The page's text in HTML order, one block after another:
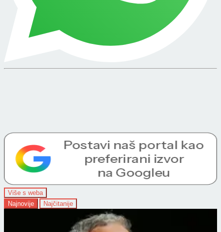
Više s weba
Najnovije
Najčitanije